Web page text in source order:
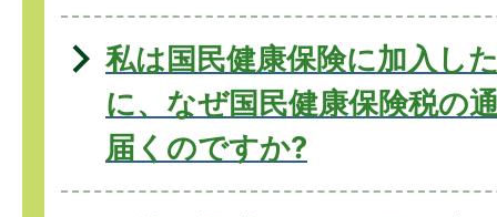
私は国民健康保険に加入し
に、なぜ国民健康保険税の
届くのですか?